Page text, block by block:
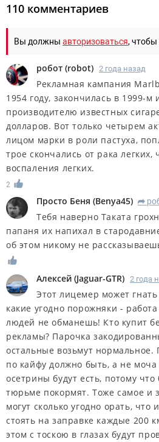
110 комментариев
Вы должны авторизоваться, чтобы
робот (robot) 2 года назад
Рекламная кампания
1954 году, закончилась в 1999-
производителю известных
долларов. Вот только четырем
лицом марки в роли пастуха,
трое скончались от рака
воспаления легких.
2
Просто Беня (Benya45) R
Тебя наверно Таката
папаня их напихал в
об этом никому не
Алексей (Jaguar-GTR) 2 года
Этот лицемер может
какие угодно порожняки -
людей не обманешь! Кто купит
рекламы? Парочка
остальные возьмут нормальное.
по кайфу должно быть, а не
осетрины будут есть, потому
тюрьме покормят. Тоже самое и
могут сколько угодно орать, что
стоять на заправке каждые 200
этом с тоскою в глазах будут